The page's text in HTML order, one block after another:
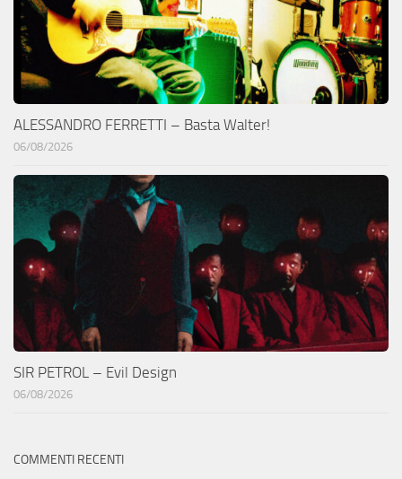
ALESSANDRO FERRETTI – Basta Walter!
06/08/2026
SIR PETROL – Evil Design
06/08/2026
COMMENTI RECENTI